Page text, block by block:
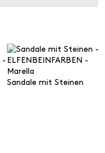
Sandale mit Steinen